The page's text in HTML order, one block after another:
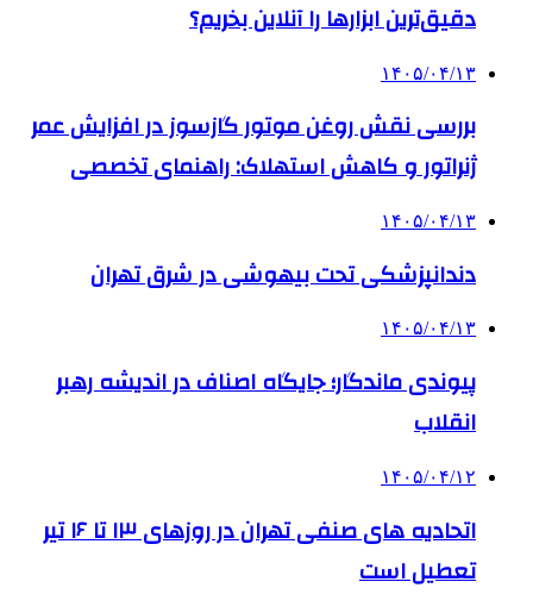
دقیق‌ترین ابزارها را آنلاین بخریم؟
۱۴۰۵/۰۴/۱۳
بررسی نقش روغن موتور گازسوز در افزایش عمر
ژنراتور و کاهش استهلاک: راهنمای تخصصی
۱۴۰۵/۰۴/۱۳
دندانپزشکی تحت بیهوشی در شرق تهران
۱۴۰۵/۰۴/۱۳
پیوندی ماندگار؛ جایگاه اصناف در اندیشه رهبر
انقلاب
۱۴۰۵/۰۴/۱۲
اتحادیه های صنفی تهران در روزهای ۱۳ تا ۱۶ تیر
تعطیل است